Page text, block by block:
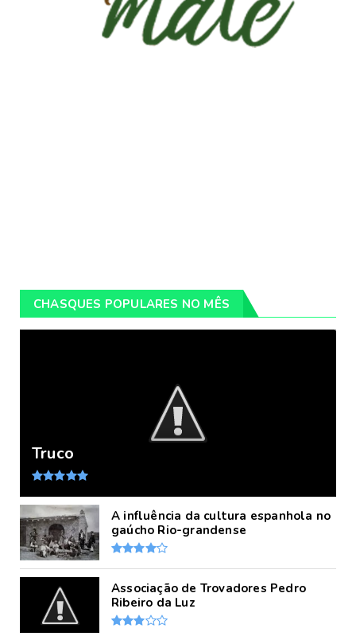
CHASQUES POPULARES NO MÊS
Truco
A influência da cultura espanhola no
gaúcho Rio-grandense
Associação de Trovadores Pedro
Ribeiro da Luz